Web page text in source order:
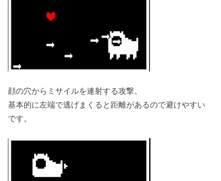
顔の穴からミサイルを連射する攻撃。
基本的に左端で逃げまくると距離があるので避けやすい
です。